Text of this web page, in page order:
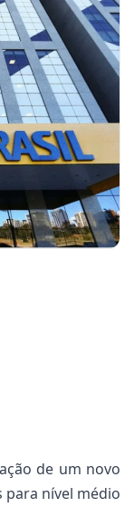
de um novo
para nível médio